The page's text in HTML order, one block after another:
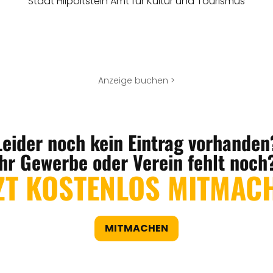
Anzeige buchen >
noch kein Eintrag
Gewerbe oder Verein fehlt
KOSTENLOS
MITMACHEN